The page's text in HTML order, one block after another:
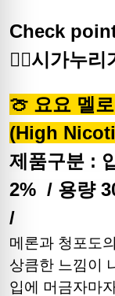
Check
🙋‍♀️시가누
🍈 요요 멜
(High
제품구분 :
2% / 용량
/
메론과 청포도
상큼한 느낌이
입에 머금자마